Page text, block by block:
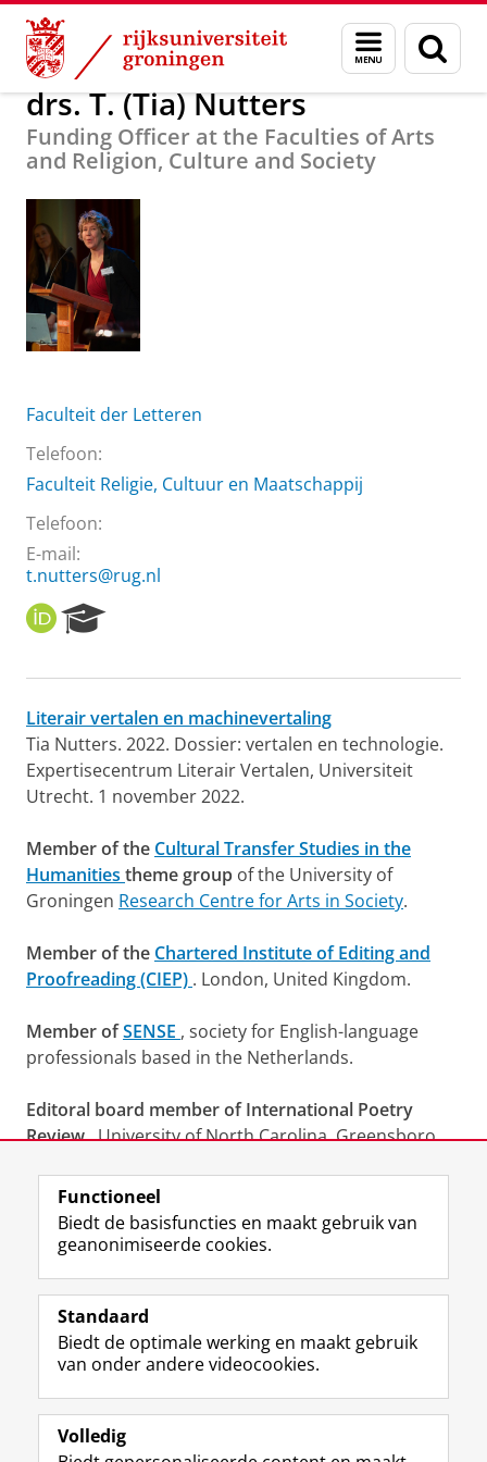
Skip
Content
Skip
Navigation
Menu
en
zoeken
Over ons drs. T. (Tia) Nutters
drs. T. (Tia) Nutters
Funding Officer at the Faculties of Arts
and Religion, Culture and Society
Faculteit der Letteren
Telefoon:
Faculteit Religie, Cultuur en Maatschappij
Telefoon:
E-mail:
t.nutters@rug.nl
O
R
I
e
r
c
h
P
o
t
a
l
Literair vertalen en machinevertaling
Tia Nutters. 2022. Dossier: vertalen en technologie.
Expertisecentrum Literair Vertalen, Universiteit
Utrecht. 1 november 2022.
Member of the Cultural Transfer Studies in the
Humanities theme group of the University of
Groningen Research Centre for Arts in Society.
Member of the Chartered Institute of Editing and
Proofreading (CIEP) . London, United Kingdom.
Member ofSENSE , society for English-language
professionals based in the Netherlands.
Editoral board member ofInternational Poetry
Review. University of North Carolina. Greensboro,
Laatst gewijzigd: 16 mei 2025 14:00
Volg de RUG
F
a
e
b
o
p
L
i
k
e
I
-
R
S
-
f
e
R
I
n
t
r
m
Y
o
T
e
k
Studiekiezers
Alumni
Functioneel
Biedt de basisfuncties en maakt gebruik van
geanonimiseerde cookies.
Standaard
Biedt de optimale werking en maakt gebruik
van onder andere videocookies.
Volledig